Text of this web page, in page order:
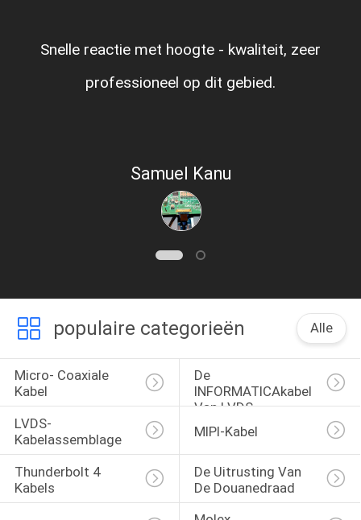
Snelle reactie met hoogte - kwaliteit, zeer
professioneel op dit gebied.
Samuel Kanu
populaire categorieën Alle
Micro- Coaxiale
Kabel
De
INFORMATICAkabel
Van LVDS
LVDS-
Kabelassemblage
MIPI-Kabel
Thunderbolt 4
Kabels
De Uitrusting Van
De Douanedraad